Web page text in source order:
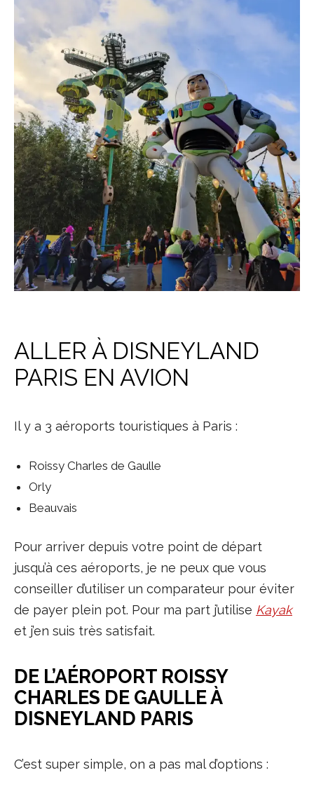
ALLER À DISNEYLAND
PARIS EN AVION
Il y a 3 aéroports touristiques à Paris :
Roissy Charles de Gaulle
Orly
Beauvais
Pour arriver depuis votre point de départ
jusqu’à ces aéroports, je ne peux que vous
conseiller d’utiliser un comparateur pour éviter
de payer plein pot. Pour ma part j’utilise Kayak
et j’en suis très satisfait.
DE L’AÉROPORT ROISSY
CHARLES DE GAULLE À
DISNEYLAND PARIS
C’est super simple, on a pas mal d’options :